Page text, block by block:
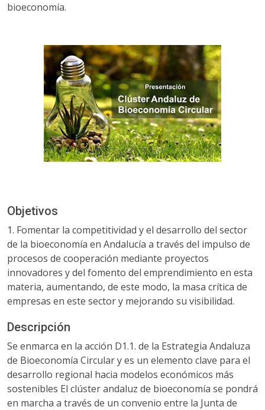
bioeconomía.
Objetivos
1. Fomentar la competitividad y el desarrollo del sector
de la bioeconomía en Andalucía a través del impulso de
procesos de cooperación mediante proyectos
innovadores y del fomento del emprendimiento en esta
materia, aumentando, de este modo, la masa crítica de
empresas en este sector y mejorando su visibilidad.
Descripción
Se enmarca en la acción D1.1. de la Estrategia Andaluza
de Bioeconomía Circular y es un elemento clave para el
desarrollo regional hacia modelos económicos más
sostenibles El clúster andaluz de bioeconomía se pondrá
en marcha a través de un convenio entre la Junta de